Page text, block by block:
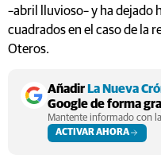
–abril lluvioso– y ha
cuadrados en el caso de la
Oteros.
AñadirLa Nueva
Google de forma
Mantente informado con
ACTIVAR AHORA